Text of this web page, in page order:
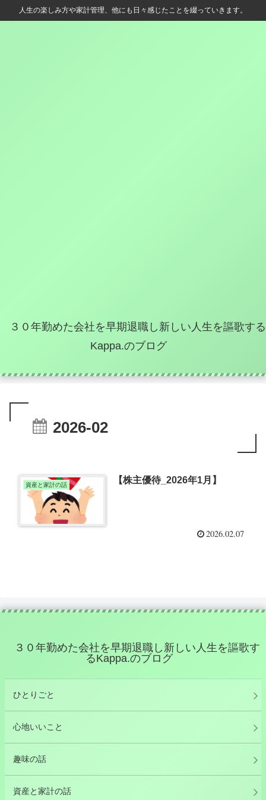
人生の楽しみ方や家計管理、他にも日々感じたことを綴っていきます。
３０年勤めた会社を早期退職し新しい人生を謳歌する
Kappa.のブログ
2026-02
資産と家計の話 【株主優待_2026年1月】
2026.02.07
３０年勤めた会社を早期退職し新しい人生を謳歌す
るKappa.のブログ
ひとりごと
心地いいこと
趣味の話
資産と家計の話